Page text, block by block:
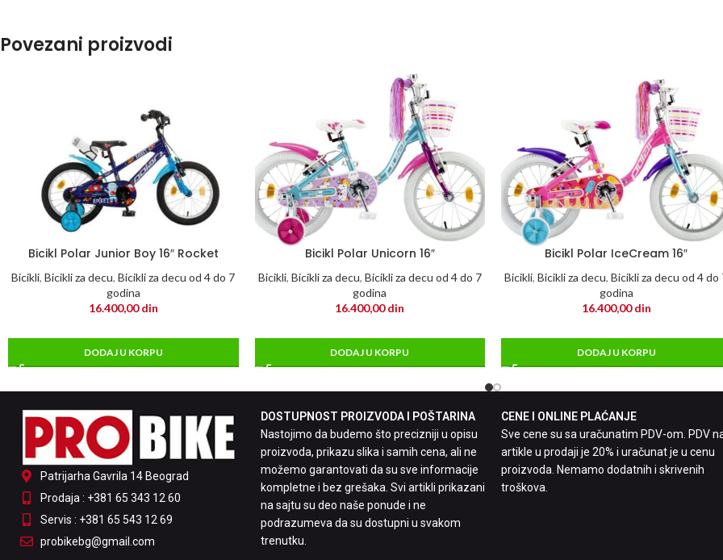
Povezani proizvodi
Bicikl Polar Junior Boy 16″ Rocket
Bicikli,Bicikli za decu,Bicikli za decu od 4 do 7
godina
16.400,00din
DODAJ U KORPU
Bicikl Polar Unicorn 16″
Bicikli, Bicikli za decu, Bicikli za decu od 4 do 7
godina
16.400,00din
DODAJ U KORPU
Bicikl Polar IceCream 16″
Bicikli,Bicikli za decu,Bicikli za decu od 4 do
godina
16.400,00din
DODAJ U KORPU
Patrijarha Gavrila 14 Beograd
Prodaja : +381 65 343 12 60
Servis : +381 65 543 12 69
probikebg@gmail.com
DOSTUPNOST PROIZVODA I POŠTARINA
Nastojimo da budemo što precizniji u opisu
proizvoda, prikazu slika i samih cena, ali ne
možemo garantovati da su sve informacije
kompletne i bez grešaka. Svi artikli prikazani
na sajtu su deo naše ponude i ne
podrazumeva da su dostupni u svakom
trenutku.
CENE I ONLINE PLAĆANJE
Sve cene su sa uračunatim PDV-om. PDV
artikle u prodaji je 20% i uračunat je u cenu
proizvoda. Nemamo dodatnih i skrivenih
troškova.